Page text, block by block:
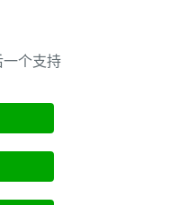
一个支持